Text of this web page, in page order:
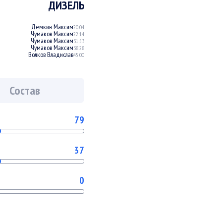
ДИЗЕЛЬ
Демкин Максим20:04
Чумаков Максим22:14
Чумаков Максим31:53
Чумаков Максим38:28
Волков Владислав45:00
Состав
79
37
0